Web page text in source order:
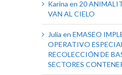
Karina en 20
VAN AL CIELO
Julia en EMASEO
OPERATIVO
RECOLECCIÓN DE
SECTORES